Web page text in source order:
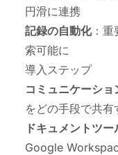
円滑に連携
記録の自動化：重
索可能に
導入ステップ
コミュニケーシ
をどの手段で共
ドキュメントツ
Google